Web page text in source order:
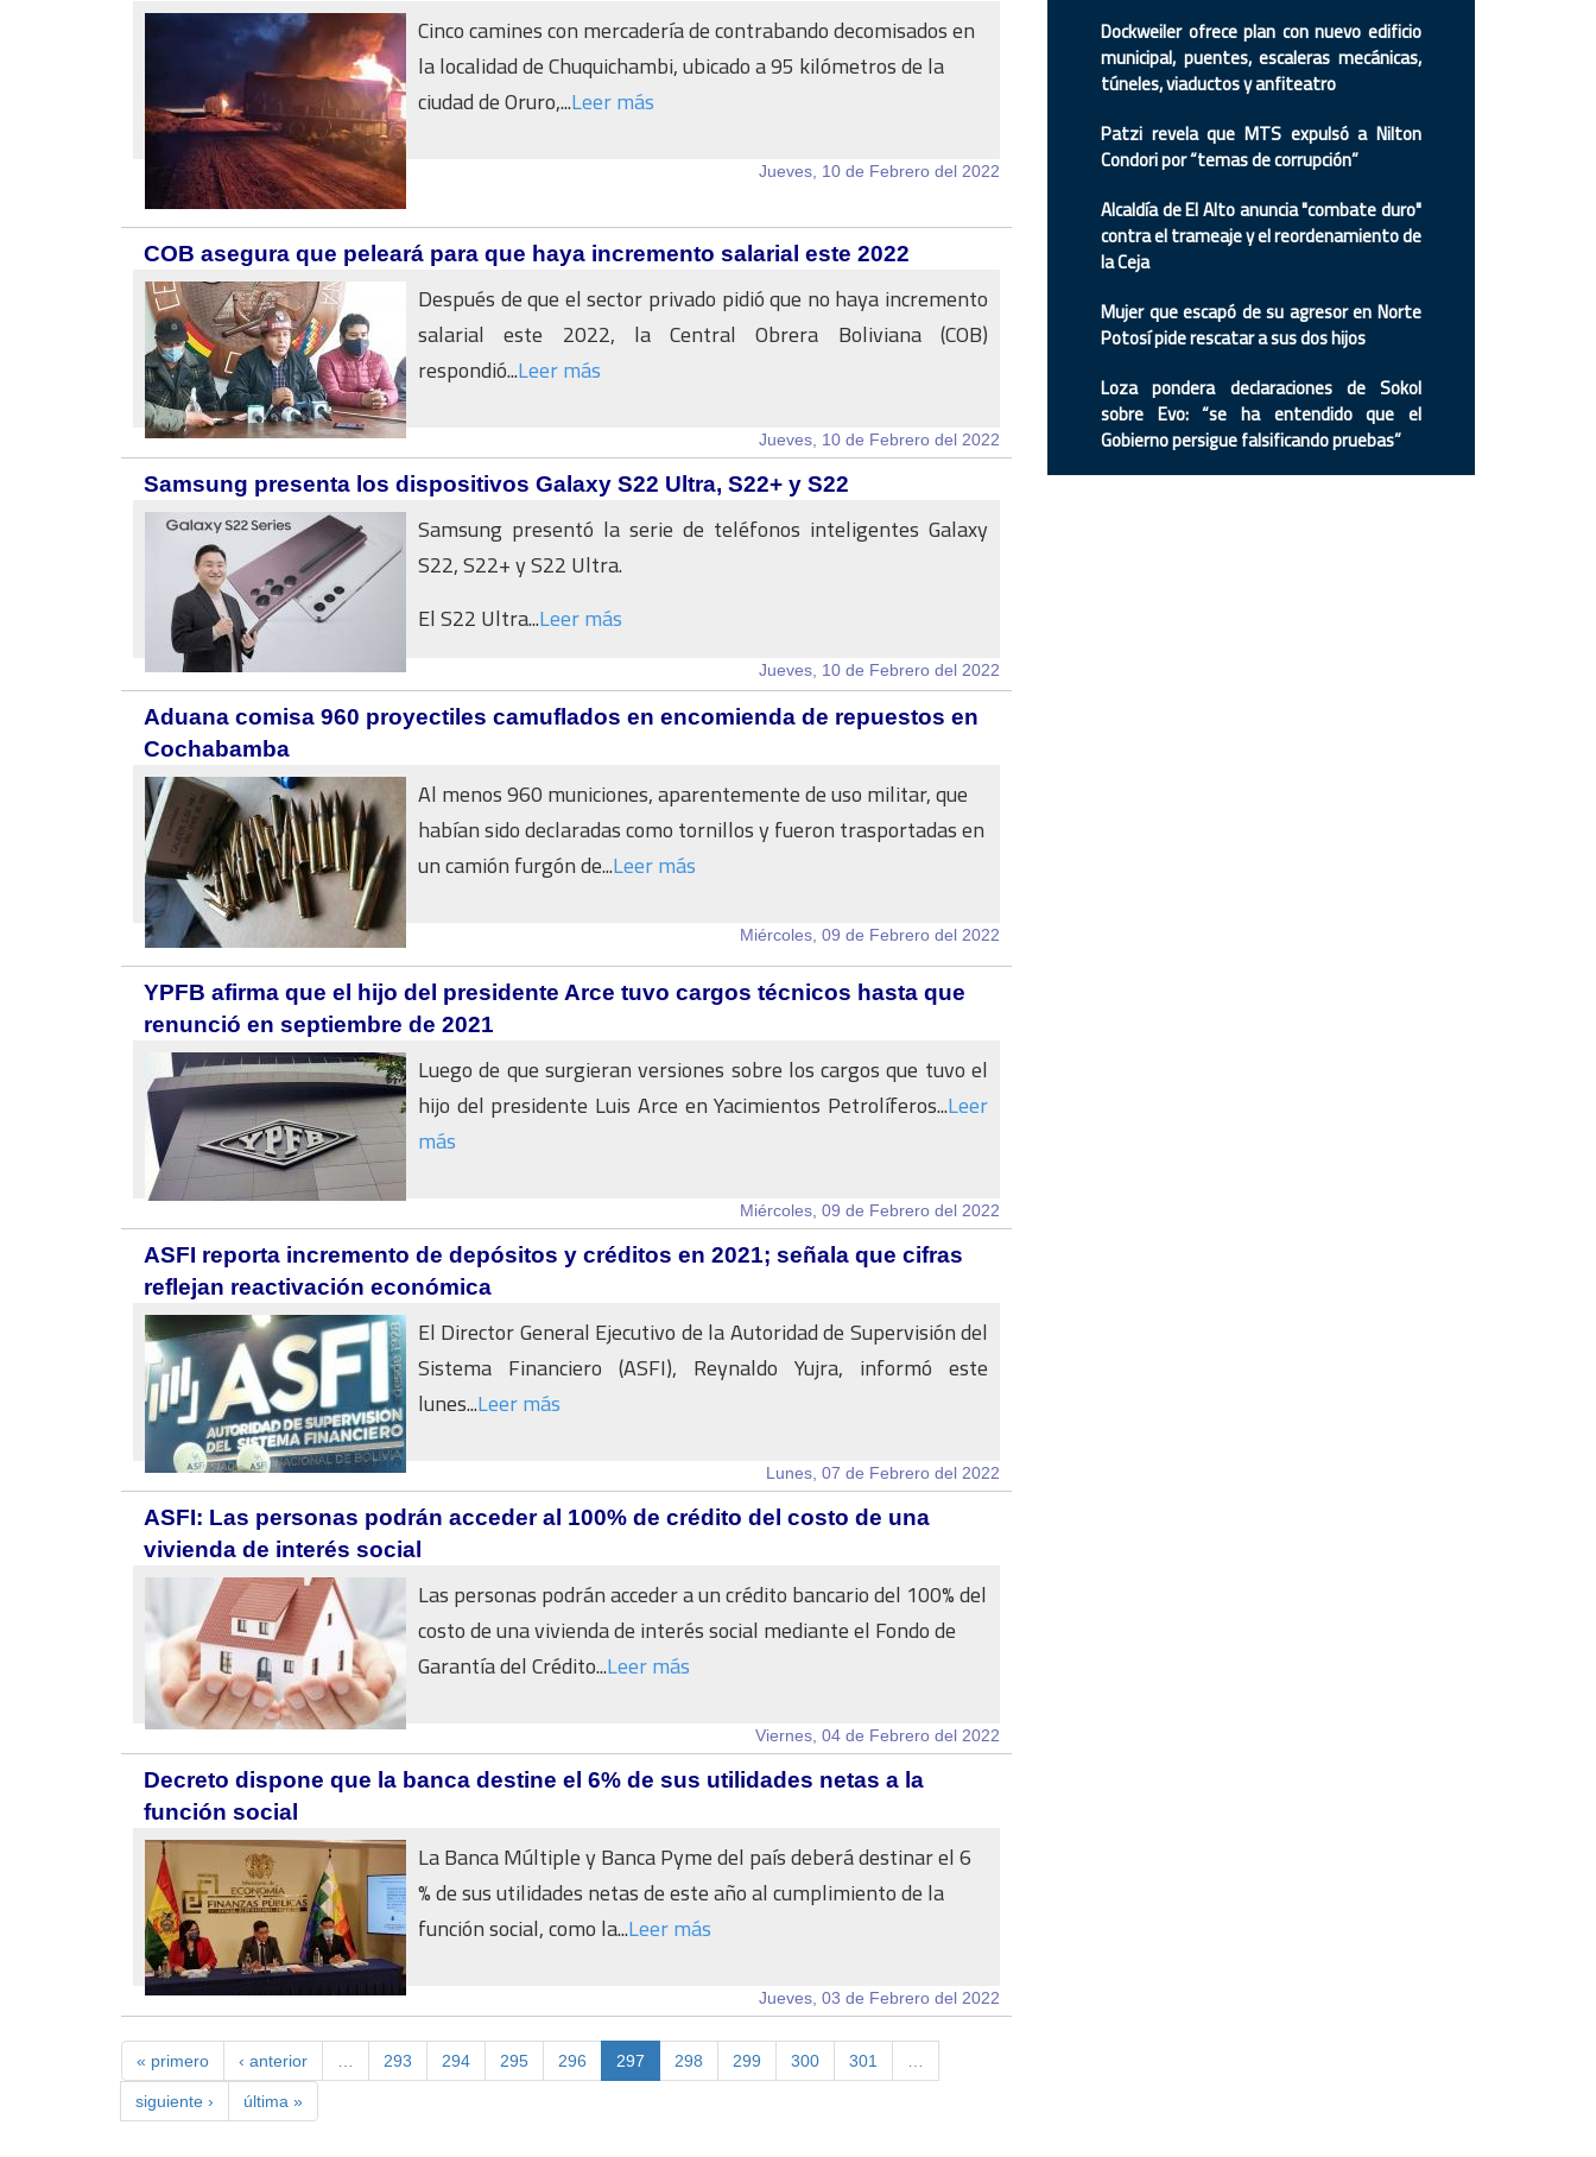
Cinco camines con mercadería de contrabando decomisados en
la localidad de Chuquichambi, ubicado a 95 kilómetros de la
ciudad de Oruro,...Leer más
Jueves, 10 de Febrero del 2022
COB asegura que peleará para que haya incremento salarial este 2022
Después de que el sector privado pidió que no haya incremento
salarial este 2022, la Central Obrera Boliviana (COB)
respondió...Leer más
Jueves, 10 de Febrero del 2022
Samsung presenta los dispositivos Galaxy S22 Ultra, S22+ y S22
Samsung presentó la serie de teléfonos inteligentes Galaxy
S22, S22+ y S22 Ultra.
El S22 Ultra...Leer más
Jueves, 10 de Febrero del 2022
Aduana comisa 960 proyectiles camuflados en encomienda de repuestos en
Cochabamba
Al menos 960 municiones, aparentemente de uso militar, que
habían sido declaradas como tornillos y fueron trasportadas en
un camión furgón de...Leer más
Miércoles, 09 de Febrero del 2022
YPFB afirma que el hijo del presidente Arce tuvo cargos técnicos hasta que
renunció en septiembre de 2021
Luego de que surgieran versiones sobre los cargos que tuvo el
hijo del presidente Luis Arce en Yacimientos Petrolíferos...Leer
más
Miércoles, 09 de Febrero del 2022
ASFI reporta incremento de depósitos y créditos en 2021; señala que cifras
reflejan reactivación económica
El Director General Ejecutivo de la Autoridad de Supervisión del
Sistema Financiero (ASFI), Reynaldo Yujra, informó este
lunes...Leer más
Lunes, 07 de Febrero del 2022
ASFI: Las personas podrán acceder al 100% de crédito del costo de una
vivienda de interés social
Las personas podrán acceder a un crédito bancario del 100% del
costo de una vivienda de interés social mediante el Fondo de
Garantía del Crédito...Leer más
Viernes, 04 de Febrero del 2022
Decreto dispone que la banca destine el 6% de sus utilidades netas a la
función social
La Banca Múltiple y Banca Pyme del país deberá destinar el 6
% de sus utilidades netas de este año al cumplimiento de la
función social, como la...Leer más
Jueves, 03 de Febrero del 2022
« primero ‹ anterior 293 294 295 296 297 298 299 300 301
siguiente › última »
Dockweiler ofrece plan con nuevo edificio
municipal, puentes, escaleras mecánicas,
túneles, viaductos y anfiteatro
Patzi revela que MTS expulsó a Nilton
Condori por “temas de corrupción”
Alcaldía de El Alto anuncia "combate duro"
contra el trameaje y el reordenamiento de
la Ceja
Mujer que escapó de su agresor en Norte
Potosí pide rescatar a sus dos hijos
Loza pondera declaraciones de Sokol
sobre Evo: “se ha entendido que el
Gobierno persigue falsificando pruebas”